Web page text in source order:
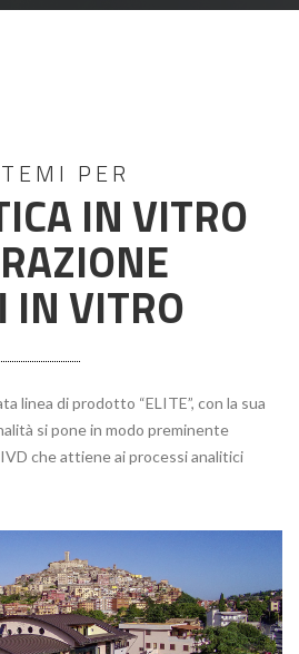
PER
IN VITRO
VITRO
linea di prodotto “ELITE”, con la sua
si pone in modo preminente
che attiene ai processi analitici